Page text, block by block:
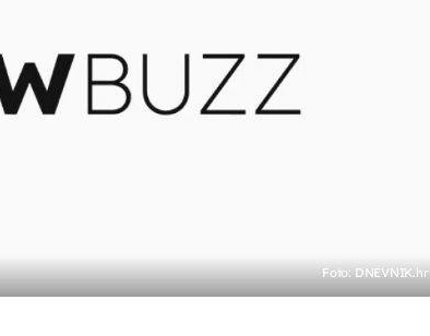
Foto: DNEVNIK.hr